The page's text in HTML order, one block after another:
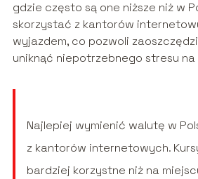
gdzie często są one niższe niż w
skorzystać z kantorów
wyjazdem, co pozwoli
uniknąć niepotrzebnego stresu na
Najlepiej wymienić walutę w
z kantorów internetowych.
bardziej korzystne niż na